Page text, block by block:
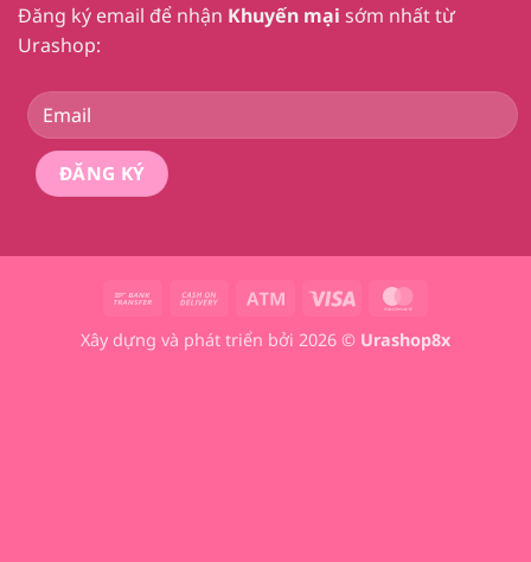
Đăng ký email để nhận Khuyến mại sớm nhất từ
Urashop:
Bank
Cash
Delivery
Atm Visa
Xây dựng và phát triển bởi 2026 © Urashop8x